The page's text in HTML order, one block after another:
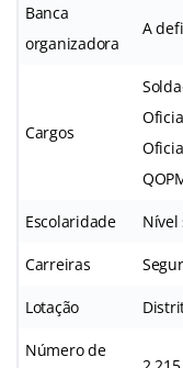
Banca
organizadora
A
Cargos
Escolaridade
Carreiras
Lotação
Número de